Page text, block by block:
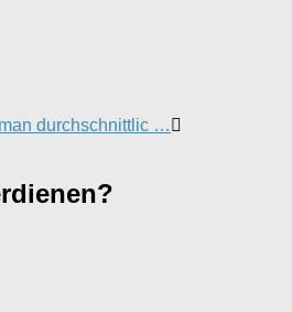
durchschnittlic …